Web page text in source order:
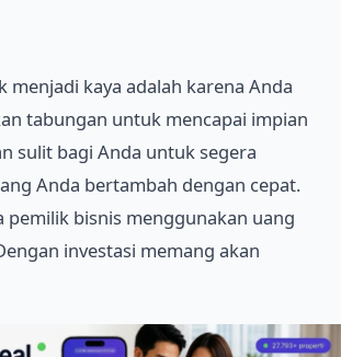
kaya adalah karena Anda
tabungan untuk mencapai impian
sulit bagi Anda untuk segera
Anda bertambah dengan cepat.
bisnis menggunakan uang
investasi memang akan